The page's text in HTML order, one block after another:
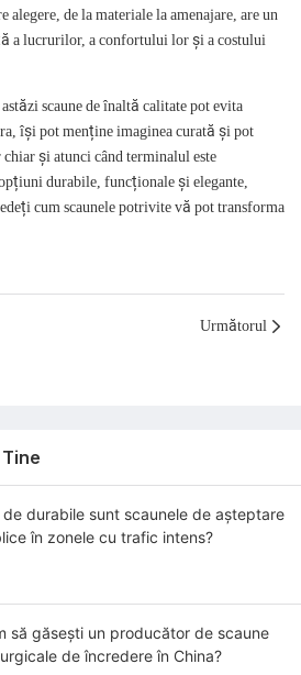
alegere, de la materiale la amenajare, are un
a lucrurilor, a confortului lor și a costului
scaune de înaltă calitate pot evita
își pot menține imaginea curată și pot
și atunci când terminalul este
durabile, funcționale și elegante,
cum scaunele potrivite vă pot transforma
Următorul
de durabile sunt scaunele de așteptare
în zonele cu trafic intens?
să găsești un producător de scaune
de încredere în China?